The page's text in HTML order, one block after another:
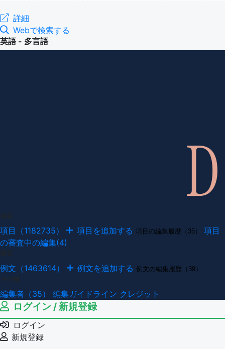
詳細
Webで検索する
英語 - 多言語
項目（1182735） 項目を追加する 項目の編集履歴（35）
項目
の審査中の編集(4)
例文（1463614） 例文を追加する 例文の編集履歴（39）
編集者（35） 編集ガイドライン クレジット
ログイン / 新規登録
ログイン
新規登録